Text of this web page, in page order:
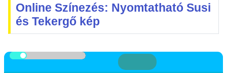
Online Színezés: Nyomtatható Susi
és Tekergő kép